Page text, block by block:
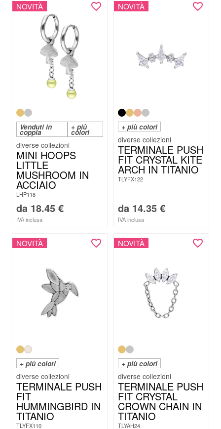
NOVITÀ
Venduti in
coppia
+ più
colori
MINI HOOPS
LITTLE
MUSHROOM IN
ACCIAIO
LHP118
da 18.45 €
IVA inclusa
NOVITÀ
+ più colori
TERMINALE PUSH
FIT CRYSTAL KITE
ARCH IN TITANIO
TLYFX122
da 14.35 €
IVA inclusa
NOVITÀ
+ più colori
TERMINALE PUSH
FIT
HUMMINGBIRD IN
TITANIO
TLYFX110
NOVITÀ
+ più colori
TERMINALE PUSH
FIT CRYSTAL
CROWN CHAIN IN
TITANIO
TLYAH24